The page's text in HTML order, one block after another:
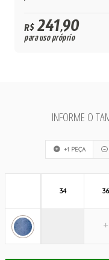
R$241,90
para uso próprio
INFORME O
+1 PEÇA
34 36